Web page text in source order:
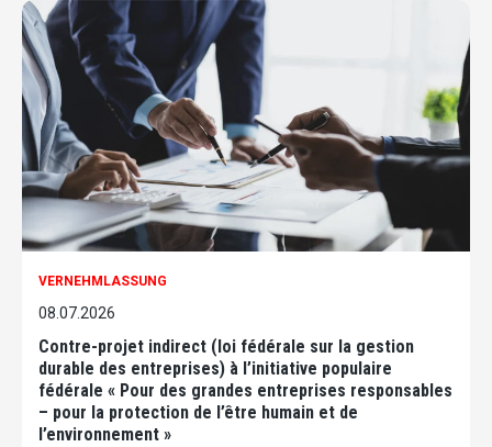
VERNEHMLASSUNG
08.07.2026
Contre-projet indirect (loi fédérale sur la gestion
durable des entreprises) à l’initiative populaire
fédérale « Pour des grandes entreprises responsables
– pour la protection de l’être humain et de
l’environnement »